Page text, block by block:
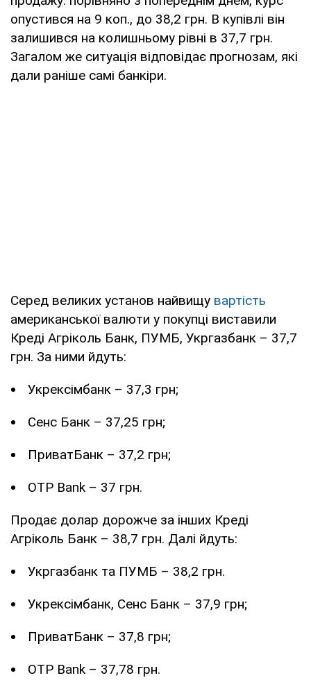
опустився на 9 коп., до 38,2 грн. В купівлі він
залишився на колишньому рівні в 37,7 грн.
Загалом же ситуація відповідає прогнозам, які
дали раніше самі банкіри.
Серед великих установ найвищу вартість
американської валюти у покупці виставили
Креді Агріколь Банк, ПУМБ, Укргазбанк – 37,7
грн. За ними йдуть:
Укрексімбанк – 37,3 грн;
Сенс Банк – 37,25 грн;
ПриватБанк – 37,2 грн;
OTP Bank – 37 грн.
Продає долар дорожче за інших Креді
Агріколь Банк – 38,7 грн. Далі йдуть:
Укргазбанк та ПУМБ – 38,2 грн.
Укрексімбанк, Сенс Банк – 37,9 грн;
ПриватБанк – 37,8 грн;
OTP Bank – 37,78 грн.